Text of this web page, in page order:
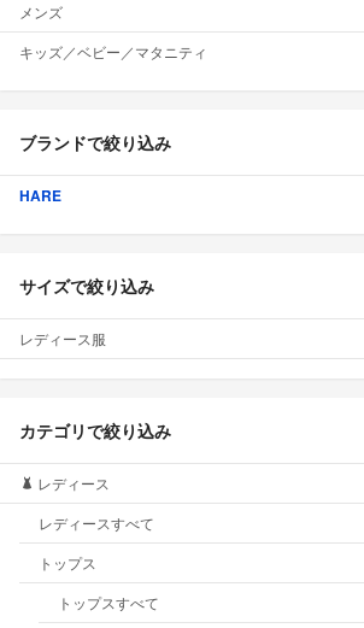
メンズ
キッズ／ベビー／マタニティ
ブランドで絞り込み
HARE
サイズで絞り込み
レディース服
カテゴリで絞り込み
レディース
レディースすべて
トップス
トップスすべて